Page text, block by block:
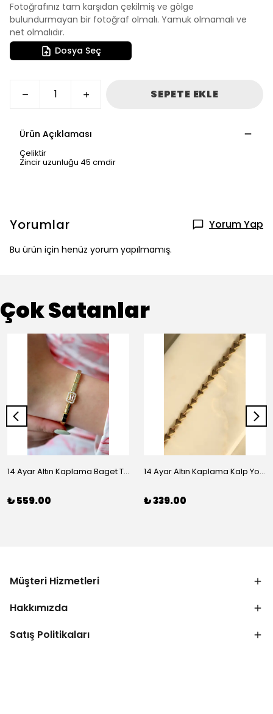
Fotoğrafınız tam karşıdan çekilmiş ve gölge
bulundurmayan bir fotoğraf olmalı. Yamuk olmamalı ve
net olmalıdır.
Dosya Seç
SEPETE EKLE
Ürün Açıklaması
Çeliktir
Zincir uzunluğu 45 cmdir
Yorumlar Yorum Yap
Bu ürün için henüz yorum yapılmamış.
Çok Satanlar
14 Ayar Altın Kaplama Baget Taşlı Vip Bileklik
₺ 559.00
14 Ayar Altın Kaplama Kalp Yolu Bileklik
₺ 339.00
Müşteri Hizmetleri
Hakkımızda
Satış Politikaları